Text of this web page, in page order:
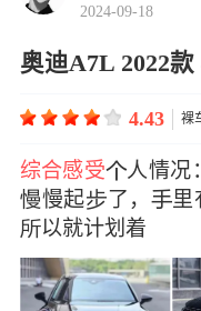
2024-09-18
4.43 裸
综合感受人情况
慢起了，里
以就计划着